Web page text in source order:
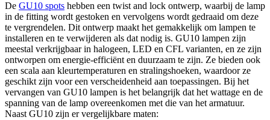
De GU10 spots hebben een twist and lock ontwerp, waarbij de lamp
in de fitting wordt gestoken en vervolgens wordt gedraaid om deze
te vergrendelen. Dit ontwerp maakt het gemakkelijk om lampen te
installeren en te verwijderen als dat nodig is. GU10 lampen zijn
meestal verkrijgbaar in halogeen, LED en CFL varianten, en ze zijn
ontworpen om energie-efficiënt en duurzaam te zijn. Ze bieden ook
een scala aan kleurtemperaturen en stralingshoeken, waardoor ze
geschikt zijn voor een verscheidenheid aan toepassingen. Bij het
vervangen van GU10 lampen is het belangrijk dat het wattage en de
spanning van de lamp overeenkomen met die van het armatuur.
Naast GU10 zijn er vergelijkbare maten: